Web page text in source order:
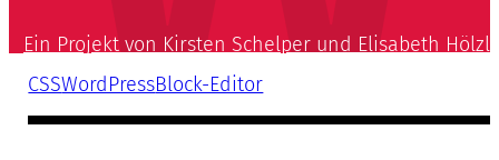
Ein Projekt von Kirsten Schelper und Elisabeth Hölzl
CSSWordPressBlock-Editor